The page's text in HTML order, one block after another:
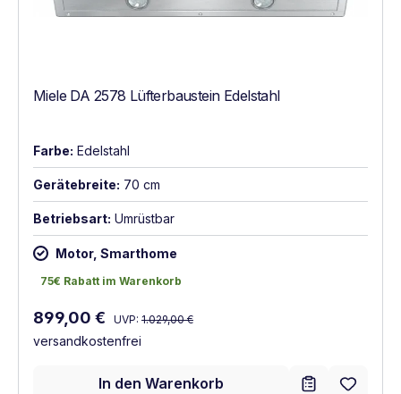
Miele DA 2578 Lüfterbaustein Edelstahl
Farbe: Edelstahl
Gerätebreite: 70 cm
Betriebsart: Umrüstbar
Motor, Smarthome
75€ Rabatt im Warenkorb
75€ Rabatt im Warenkorb
Verkaufspreis:
899,00 € Regulärer Preis:
UVP: 1.029,00 €
versandkostenfrei
In den Warenkorb